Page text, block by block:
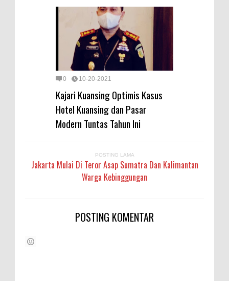
0 10-20-2021
Kajari Kuansing Optimis Kasus
Hotel Kuansing dan Pasar
Modern Tuntas Tahun Ini
POSTING LAMA
Jakarta Mulai Di Teror Asap Sumatra Dan Kalimantan
Warga Kebinggungan
POSTING KOMENTAR